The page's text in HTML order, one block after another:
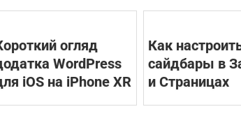
огляд
WordPress
iOS на iPhone XR
Как
сайдбары в
и Страницах